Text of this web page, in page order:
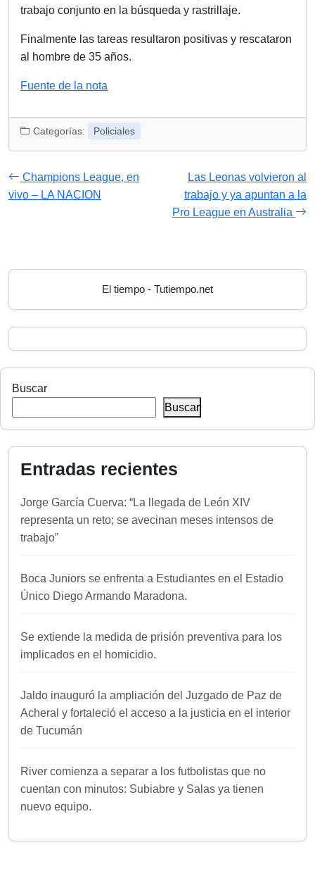
trabajo conjunto en la búsqueda y rastrillaje.
Finalmente las tareas resultaron positivas y rescataron
al hombre de 35 años.
Fuente de la nota
Categorías: Policiales
Champions League, en
vivo – LA NACION
Las Leonas volvieron al
trabajo y ya apuntan a la
Pro League en Australia
El tiempo - Tutiempo.net
Buscar
Buscar
Entradas recientes
Jorge García Cuerva: “La llegada de León XIV
representa un reto; se avecinan meses intensos de
trabajo”
Boca Juniors se enfrenta a Estudiantes en el Estadio
Único Diego Armando Maradona.
Se extiende la medida de prisión preventiva para los
implicados en el homicidio.
Jaldo inauguró la ampliación del Juzgado de Paz de
Acheral y fortaleció el acceso a la justicia en el interior
de Tucumán
River comienza a separar a los futbolistas que no
cuentan con minutos: Subiabre y Salas ya tienen
nuevo equipo.